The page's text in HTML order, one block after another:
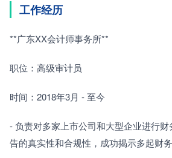
工作经历
**广东XX会计师事务所**
职位：高级审计员
时间：2018年3月 - 至今
- 负责对多家上市公司和大型企业进行
告的真实性和合规性，成功揭示多起财务